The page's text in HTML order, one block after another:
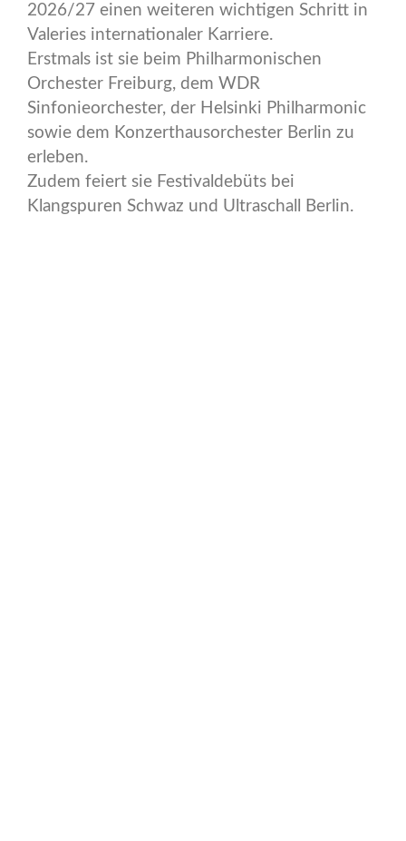
2026/27 einen weiteren wichtigen Schritt in
Valeries internationaler Karriere.
Erstmals ist sie beim Philharmonischen
Orchester Freiburg, dem WDR
Sinfonieorchester, der Helsinki Philharmonic
sowie dem Konzerthausorchester Berlin zu
erleben.
Zudem feiert sie Festivaldebüts bei
Klangspuren Schwaz und Ultraschall Berlin.